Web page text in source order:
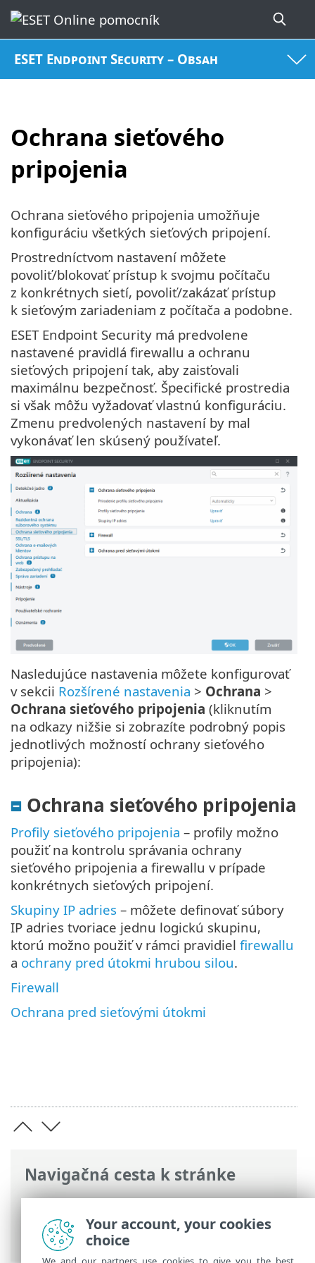
ESET Endpoint Security – Obsah
Ochrana sieťového
pripojenia
Navigačná cesta k stránke
ESET Online pomocník>ESET Endpoint
Security >Rozšírené nastavenia>
Ochrana
> Ochrana sieťového pripojenia
Ochrana sieťového pripojenia umožňuje
konfiguráciu všetkých sieťových pripojení.
Prostredníctvom nastavení môžete
povoliť/blokovať prístup k svojmu počítaču
z konkrétnych sietí, povoliť/zakázať prístup
k sieťovým zariadeniam z počítača a podobne.
ESET Endpoint Security má predvolene
nastavené pravidlá firewallu a ochranu
sieťových pripojení tak, aby zaisťovali
maximálnu bezpečnosť. Špecifické prostredia
si však môžu vyžadovať vlastnú konfiguráciu.
Zmenu predvolených nastavení by mal
vykonávať len skúsený používateľ.
Nasledujúce nastavenia môžete konfigurovať
v sekcii Rozšírené nastavenia > Ochrana >
Ochrana sieťového pripojenia (kliknutím
na odkazy nižšie si zobrazíte podrobný popis
jednotlivých možností ochrany sieťového
pripojenia):
Ochrana sieťového pripojenia
Profily sieťového pripojenia – profily možno
použiť na kontrolu správania ochrany
sieťového pripojenia a firewallu v prípade
konkrétnych sieťových pripojení.
Skupiny IP adries – môžete definovať súbory
IP adries tvoriace jednu logickú skupinu,
ktorú možno použiť v rámci pravidiel firewallu
a ochrany pred útokmi hrubou silou.
Firewall
Ochrana pred sieťovými útokmi
Your account, your cookies
choice